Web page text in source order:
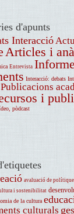
d'apunts
Interacció
Articles i
Entrevista Informe
Interacció: debats
Publicacions
i
pòdcast
avaluació de
i sostenibilitat
de la cultura
culturals